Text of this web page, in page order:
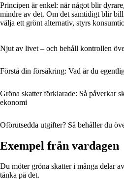
Principen är enkel: när något blir
mindre av det. Om det samtidigt blir
välja ett grönt alternativ, styrs
Njut av livet – och behåll kontrollen
Förstå din försäkring: Vad är du
Gröna skatter förklarade: Så påverkar
ekonomi
Oförutsedda utgifter? Så behåller du
Exempel från vardagen
Du möter gröna skatter i många delar
tänka på det.